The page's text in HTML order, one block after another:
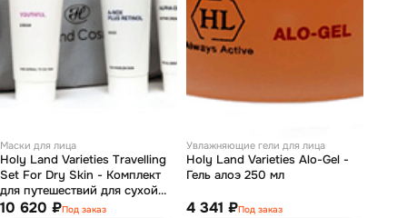
Маски для лица
Holy Land Varieties Travelling
Set For Dry Skin - Комплект
для путешествий для сухой
кожи 5 препаратов
10 620 ₽Под заказ
Увлажняющие гели для лица
Holy Land Varieties Alo-Gel -
Гель алоэ 250 мл
4 341 ₽Под заказ